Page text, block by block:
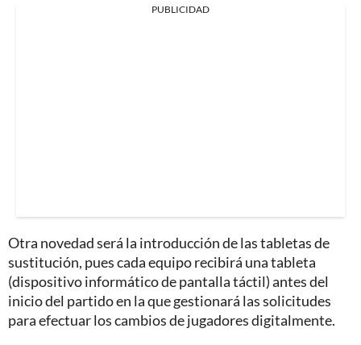
PUBLICIDAD
Otra novedad será la introducción de las tabletas de
sustitución, pues cada equipo recibirá una tableta
(dispositivo informático de pantalla táctil) antes del
inicio del partido en la que gestionará las solicitudes
para efectuar los cambios de jugadores digitalmente.